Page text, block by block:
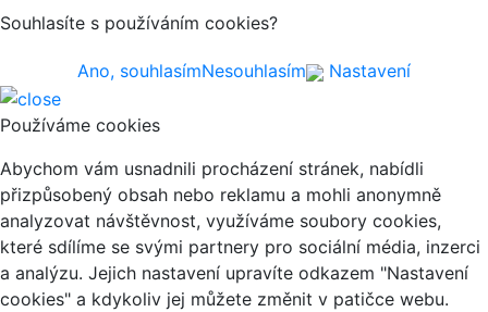
Souhlasíte s používáním cookies?
Ano, souhlasímNesouhlasím Nastavení
Používáme cookies
Abychom vám usnadnili procházení stránek, nabídli
přizpůsobený obsah nebo reklamu a mohli anonymně
analyzovat návštěvnost, využíváme soubory cookies,
které sdílíme se svými partnery pro sociální média, inzerci
a analýzu. Jejich nastavení upravíte odkazem "Nastavení
cookies" a kdykoliv jej můžete změnit v patičce webu.